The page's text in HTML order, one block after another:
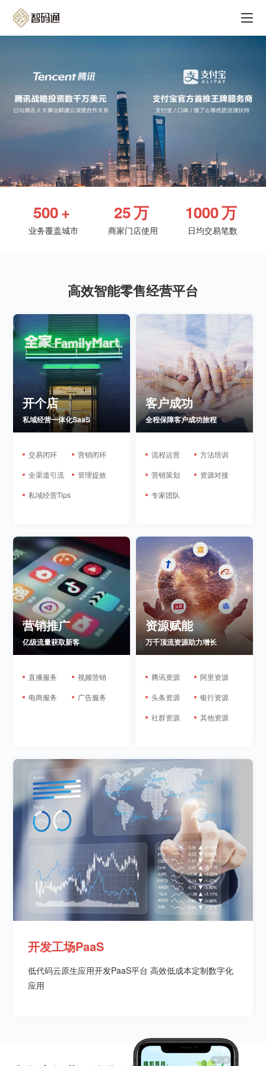
500+
业务覆盖城市
25万
商家门店使用
1000万
日均交易笔数
高效智能零售经营平台
开个店
私域经营一体化SaaS
交易闭环
营销闭环
全渠道引流
管理提效
私域经营Tips
客户成功
全程保障客户成功旅程
流程运营
方法培训
营销策划
资源对接
专家团队
营销推广
亿级流量获取新客
直播服务
视频营销
电商服务
广告服务
资源赋能
万千顶流资源助力增长
腾讯资源
阿里资源
头条资源
银行资源
社群资源
其他资源
开发工场PaaS
低代码云原生应用开发PaaS平台 高效低成本定制数字化
应用